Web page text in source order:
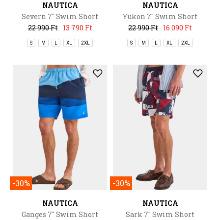
NAUTICA
Severn 7" Swim Short
22 990 Ft
13 790 Ft
S M L XL 2XL
NAUTICA
Yukon 7" Swim Short
22 990 Ft 16 090 Ft
S M L XL 2XL
-30%
NAUTICA
Ganges 7" Swim Short
-30%
NAUTICA
Sark 7" Swim Short